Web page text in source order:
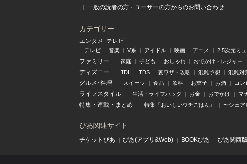
一般の読者の方・ユーザーの方からのお問い合わせ
カテゴリー
エンタメ･テレビ
テレビ 音楽 V系 アイドル 映画 アニメ 2.5次元ミ
ファミリー 家庭 子ども おしゃれ おでかけ・レジャー
ディズニー TDL TDS 裏ワザ・攻略 混雑予想 混雑対
グルメ･料理 スイーツ 食品 飲料 お菓子 お酒 コン
ライフスタイル 生活・ライフハック お金 おでかけ マ
特集 ・ 連載 ・ まとめ 特集『おいしいウチごはん』 〜シェア
ぴあ関連サイト
チケットぴあ ぴあ(アプリ&Web) BOOKぴあ ぴあ関⻄